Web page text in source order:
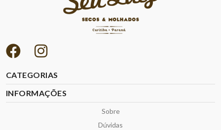
CATEGORIAS
INFORMAÇÕES
Sobre
Dúvidas